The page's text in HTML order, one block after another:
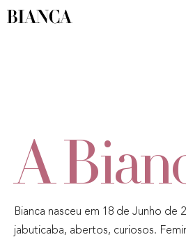
A
Bianca nasceu em 18 de Junho de
jabuticaba, abertos, curiosos.